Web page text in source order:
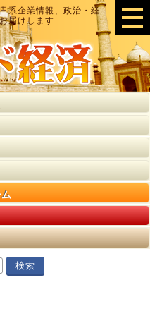
系企業情報、政治・経
届けします